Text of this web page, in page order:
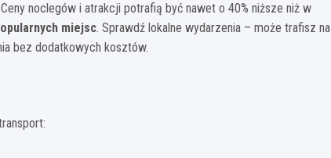
noclegów i atrakcji potrafią być nawet o 40% niższe niż w
miejsc. Sprawdź lokalne wydarzenia – może trafisz na
bez dodatkowych kosztów.